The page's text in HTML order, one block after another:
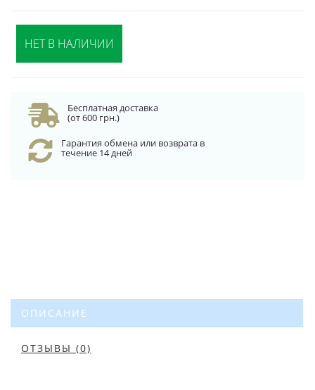
НЕТ В НАЛИЧИИ
Бесплатная доставка
(от 600 грн.)
Гарантия обмена или возврата в
течение 14 дней
ОПИСАНИЕ
ОТЗЫВЫ (0)